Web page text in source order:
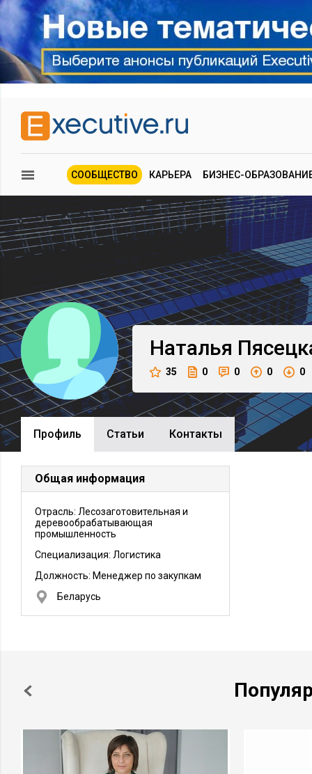
СООБЩЕСТВО КАРЬЕРА БИЗНЕС-
Наталья
35 0 0 0 0
Профиль Cтатьи Контакты
Общая информация
Отрасль: Лесозаготовительная и
деревообрабатывающая
промышленность
Специализация: Логистика
Должность: Менеджер по закупкам
Беларусь